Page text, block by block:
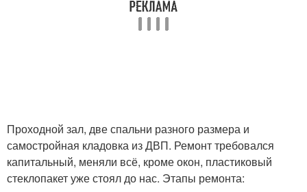
Проходной зал, две спальни разного размера и
самостройная кладовка из ДВП. Ремонт требовался
капитальный, меняли всё, кроме окон, пластиковый
стеклопакет уже стоял до нас. Этапы ремонта: